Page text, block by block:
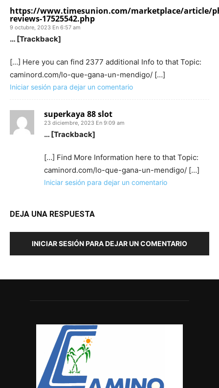
https://www.timesunion.com/marketplace/article/
reviews-17525542.php
9 octubre, 2023 En 6:57 am
… [Trackback]
[…] Here you can find 2377 additional Info to that Topic:
caminord.com/lo-que-gana-un-mendigo/ […]
Iniciar sesión para dejar un comentario
superkaya 88 slot
23 diciembre, 2023 En 9:09 am
… [Trackback]
[…] Find More Information here to that Topic:
caminord.com/lo-que-gana-un-mendigo/ […]
Iniciar sesión para dejar un comentario
DEJA UNA RESPUESTA
INICIAR SESIÓN PARA DEJAR UN COMENTARIO